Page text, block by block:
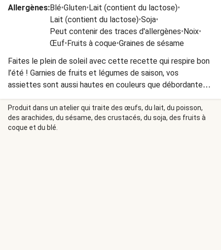
Allergènes:Blé•Gluten•Lait (contient du lactose)•
Lait (contient du lactose)•Soja•
Peut contenir des traces d'allergènes•Noix•
Œuf•Fruits à coque•Graines de sésame
Faites le plein de soleil avec cette recette qui respire bon
l’été ! Garnies de fruits et légumes de saison, vos
assiettes sont aussi hautes en couleurs que débordantes
de fraîcheur. Un festival de parfums ensoleillés, pour un
repas qui prend un air de vacances… jusque sur vos papilles.
Produit dans un atelier qui traite des œufs, du lait, du poisson,
des arachides, du sésame, des crustacés, du soja, des fruits à
coque et du blé.